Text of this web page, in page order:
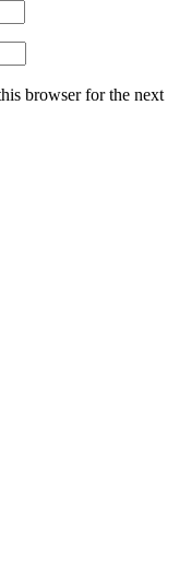
browser for the next